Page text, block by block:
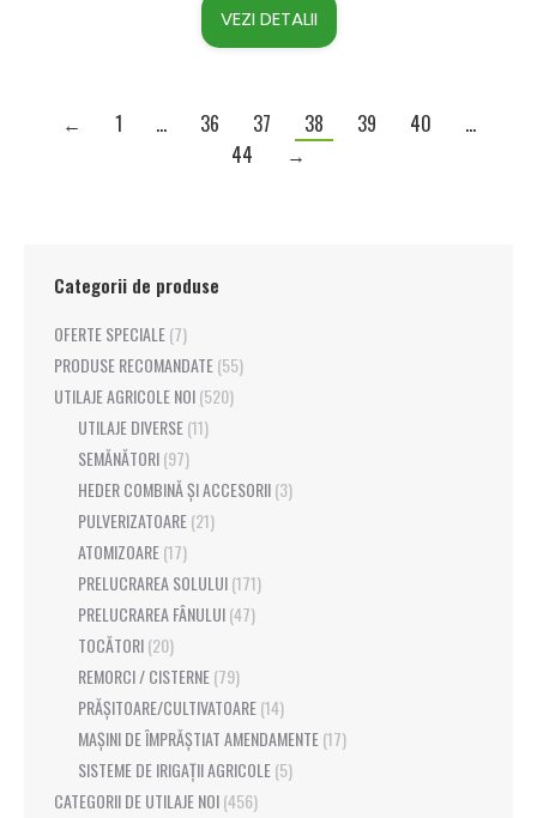
VEZI DETALII
← 1 … 36 37 38 39 40
…
44
→
Categorii de produse
OFERTE SPECIALE(7)
PRODUSE RECOMANDATE(55)
UTILAJE AGRICOLE NOI(520)
UTILAJE DIVERSE(11)
SEMĂNĂTORI(97)
HEDER COMBINĂ ȘI ACCESORII(3)
PULVERIZATOARE(21)
ATOMIZOARE(17)
PRELUCRAREA SOLULUI(171)
PRELUCRAREA FÂNULUI(47)
TOCĂTORI(20)
REMORCI / CISTERNE(79)
PRĂȘITOARE/CULTIVATOARE(14)
MAȘINI DE ÎMPRĂȘTIAT AMENDAMENTE(17)
SISTEME DE IRIGAȚII AGRICOLE(5)
CATEGORII DE UTILAJE NOI(456)